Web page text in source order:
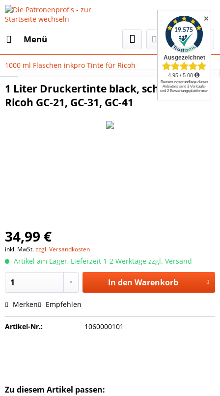
Menü
Select Language▼
1000 ml Flaschen inkpro Tinte für Ricoh
1 Liter Druckertinte black, schwarz für
Ricoh GC-21, GC-31, GC-41
34,99 €
inkl. MwSt.zzgl. Versandkosten
Artikel am Lager, Lieferzeit 1-2 Werktage zzgl. Versand
In den Warenkorb
Merken Empfehlen
Artikel-Nr.: 1060000101
Zu diesem Artikel passen:
✕